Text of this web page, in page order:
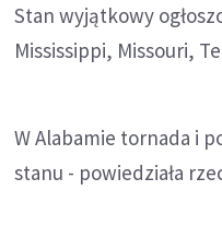
Stan wyjątkowy
Mississippi, Missouri,
W Alabamie tornada i
stanu - powiedziała